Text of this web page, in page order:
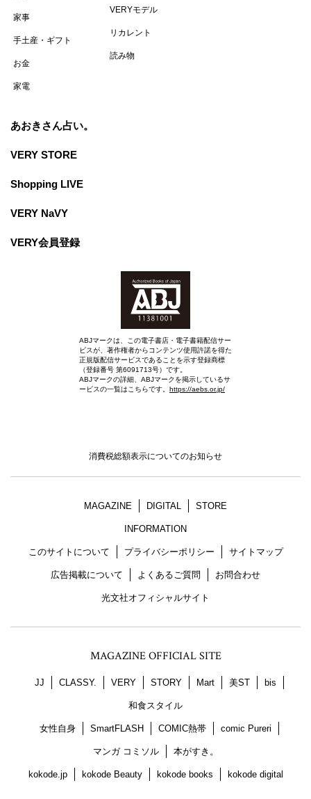
家事
手土産・ギフト
お金
家電
VERYモデル
リカレント
読み物
あおきさん占い。
VERY STORE
Shopping LIVE
VERY NaVY
VERY会員登録
ABJマークは、この電子書店・電子書籍配信サー
ビスが、著作権者からコンテンツ使用許諾を得た
正規版配信サービスであることを示す登録商標
（登録番号 第6091713号）です。
ABJマークの詳細、ABJマークを掲示しているサ
ービスの一覧はこちらです。 https://aebs.or.jp/
消費税総額表示についてのお知らせ
MAGAZINE DIGITAL STORE
INFORMATION
このサイトについて プライバシーポリシー サイトマップ
広告掲載について よくあるご質問 お問合わせ
光文社オフィシャルサイト
MAGAZINE OFFICIAL SITE
JJ CLASSY. VERY STORY Mart 美ST bis
和食スタイル
女性自身 SmartFLASH COMIC熱帯 comic Pureri
マンガ コミソル 本がすき。
kokode.jp kokode Beauty kokode books kokode digital